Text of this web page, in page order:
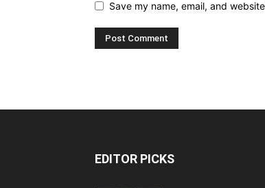
Save my name, email, and
EDITOR PICKS